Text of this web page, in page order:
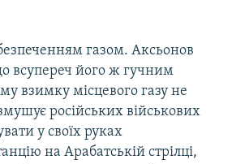
газом. Аксьонов
всупереч його ж гучним
взимку місцевого газу не
російських військових
у своїх руках
на Арабатській стрілці,